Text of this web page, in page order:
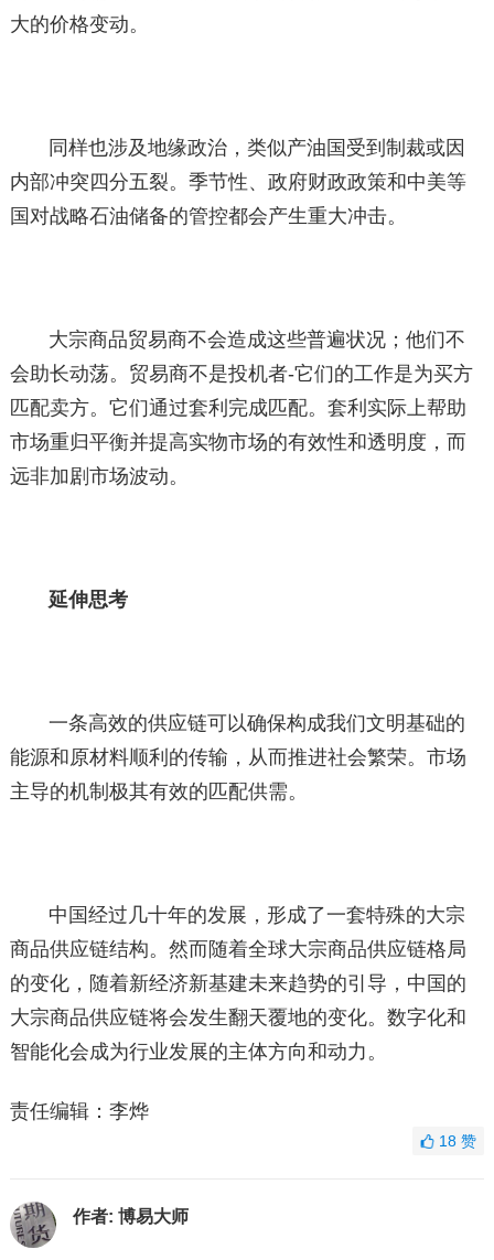
大的价格变动。
同样也涉及地缘政治，类似产油国受到制裁或因
内部冲突四分五裂。季节性、政府财政政策和中美等
国对战略石油储备的管控都会产生重大冲击。
大宗商品贸易商不会造成这些普遍状况；他们不
会助长动荡。贸易商不是投机者-它们的工作是为买方
匹配卖方。它们通过套利完成匹配。套利实际上帮助
市场重归平衡并提高实物市场的有效性和透明度，而
远非加剧市场波动。
延伸思考
一条高效的供应链可以确保构成我们文明基础的
能源和原材料顺利的传输，从而推进社会繁荣。市场
主导的机制极其有效的匹配供需。
中国经过几十年的发展，形成了一套特殊的大宗
商品供应链结构。然而随着全球大宗商品供应链格局
的变化，随着新经济新基建未来趋势的引导，中国的
大宗商品供应链将会发生翻天覆地的变化。数字化和
智能化会成为行业发展的主体方向和动力。
责任编辑：李烨
18赞
作者: 博易大师